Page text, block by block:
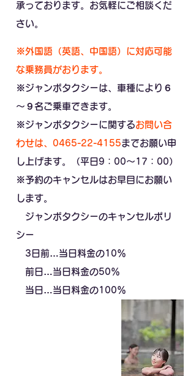
承っております。お気軽にご相談くだ
さい。
※外国語（英語、中国語）に対応可能
な乗務員がおります。
※ジャンボタクシーは、車種により６
～９名ご乗車できます。
※ジャンボタクシーに関するお問い合
わせは、0465-22-4155までお願い申
し上げます。（平日9：00～17：00）
※予約のキャンセルはお早目にお願い
します。
ジャンボタクシーのキャンセルポリ
シー
3日前…当日料金の10％
前日…当日料金の50％
当 日…当日料金の100％